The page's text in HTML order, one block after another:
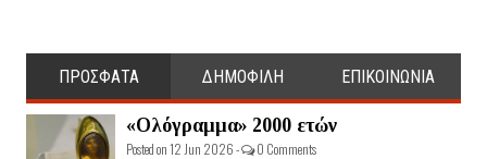
ΠΡΟΣΦΑΤΑ ΔΗΜΟΦΙΛΗ ΕΠΙΚΟΙΝΩΝΙΑ
«Ολόγραμμα» 2000 ετών
Posted on 12 Jun 2026 - 0 Comments